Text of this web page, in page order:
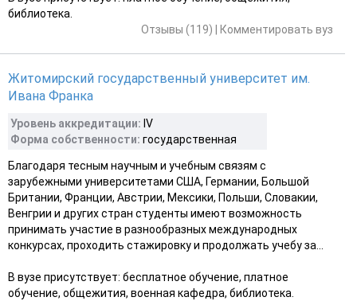
библиотека.
Отзывы (119)
Комментировать вуз
Житомирский государственный университет им.
Ивана Франка
Уровень аккредитации: IV
Форма собственности: государственная
Благодаря тесным научным и учебным связям с
зарубежными университетами США, Германии, Большой
Британии, Франции, Австрии, Мексики, Польши, Словакии,
Венгрии и других стран студенты имеют возможность
принимать участие в разнообразных международных
конкурсах, проходить стажировку и продолжать учебу за...
В вузе присутствует: бесплатное обучение, платное
обучение, общежития, военная кафедра, библиотека.